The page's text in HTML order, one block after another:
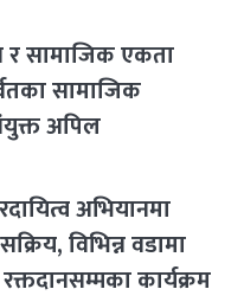
र सामाजिक एकता
सामाजिक
अपिल
अभियानमा
विभिन्न वडामा
कार्यक्रम